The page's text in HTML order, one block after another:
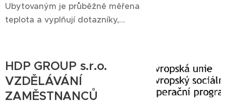
Ubytovaným je průběžně měřena
teplota a vyplňují dotazníky,...
HDP GROUP s.r.o.
VZDĚLÁVÁNÍ
ZAMĚSTNANCŮ